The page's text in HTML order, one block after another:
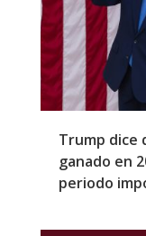
Trump dice
ganado en
periodo